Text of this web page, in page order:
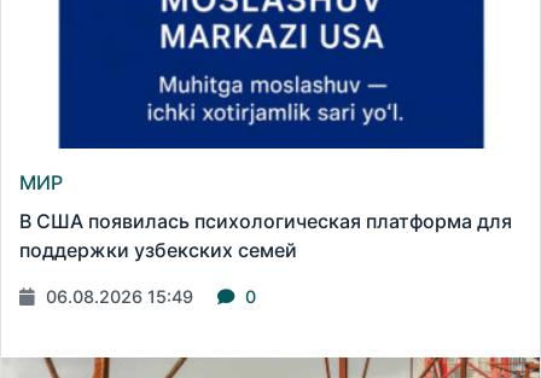
МИР
В США появилась психологическая платформа для
поддержки узбекских семей
06.08.2026 15:49 0